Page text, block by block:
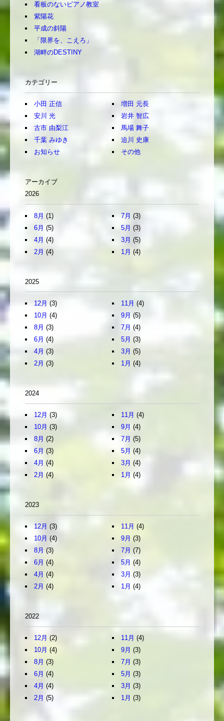
看板のないピアノ教室
紫陽花
平成の斜陽
「限界を、こえろ」
湖畔のDESTINY
カテゴリー
小田 正信
増田 元長
安川 光
岩井 智広
古市 由梨江
馬場 舞子
千葉 みゆき
迫川 史康
お知らせ
その他
アーカイブ
2026
8月 (1) 7月 (3)
6月 (5) 5月 (3)
4月 (4) 3月 (5)
2月 (4) 1月 (4)
2025
12月 (3) 11月 (4)
10月 (4) 9月 (5)
8月 (3) 7月 (4)
6月 (4) 5月 (3)
4月 (3) 3月 (5)
2月 (3) 1月 (4)
2024
12月 (3) 11月 (4)
10月 (3) 9月 (4)
8月 (2) 7月 (5)
6月 (3) 5月 (4)
4月 (4) 3月 (4)
2月 (4) 1月 (4)
2023
12月 (3) 11月 (4)
10月 (4) 9月 (3)
8月 (3) 7月 (7)
6月 (4) 5月 (4)
4月 (4) 3月 (3)
2月 (4) 1月 (4)
2022
12月 (2) 11月 (4)
10月 (4) 9月 (3)
8月 (3) 7月 (3)
6月 (4) 5月 (3)
4月 (4) 3月 (3)
2月 (5) 1月 (3)